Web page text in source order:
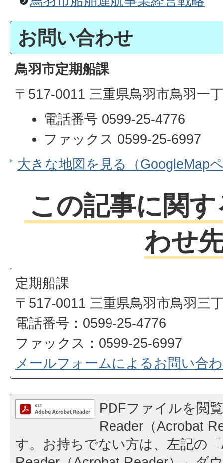
お問い合わせ
鳥羽市定期船課
〒517-0011 三重県鳥羽市鳥羽一
電話番号 0599-25-4776
ファックス 0599-25-6997
大きな地図を見る（GoogleMap
この記事に関
わせ
定期船課
〒517-0011 三重県鳥羽市鳥羽三
電話番号：0599-25-4776
ファックス：0599-25-6997
メールフォームによるお問い合
PDFファイルを閲
Reader（Acrobat
す。お持ちでない方は、左記の